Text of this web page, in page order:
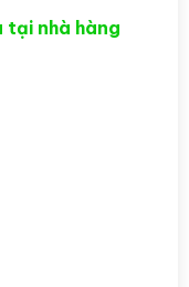
tại nhà hàng